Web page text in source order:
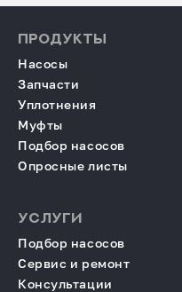
ПРОДУКТЫ
Насосы
Запчасти
Уплотнения
Муфты
Подбор насосов
Опросные листы
УСЛУГИ
Подбор насосов
Сервис и ремонт
Консультации